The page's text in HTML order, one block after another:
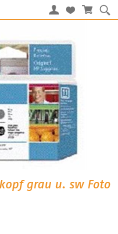
grau u. sw Foto